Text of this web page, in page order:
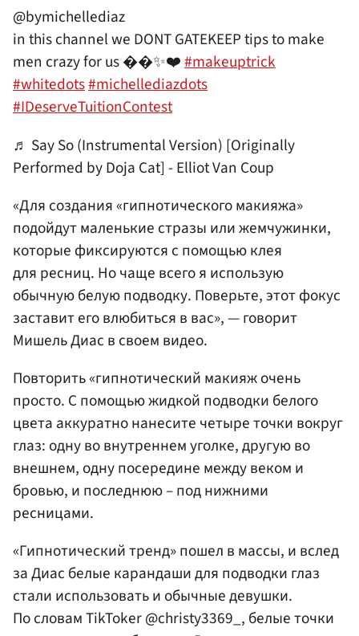
@bymichellediaz
in this channel we DONT GATEKEEP tips to make
men crazy for us ��✨❤️#makeuptrick
#whitedots#michellediazdots
#IDeserveTuitionContest
♬ Say So (Instrumental Version) [Originally
Performed by Doja Cat] - Elliot Van Coup
«Для создания «гипнотического макияжа»
подойдут маленькие стразы или жемчужинки,
которые фиксируются с помощью клея
для ресниц. Но чаще всего я использую
обычную белую подводку. Поверьте, этот фокус
заставит его влюбиться в вас», — говорит
Мишель Диас в своем видео.
Повторить «гипнотический макияж очень
просто. С помощью жидкой подводки белого
цвета аккуратно нанесите четыре точки вокруг
глаз: одну во внутреннем уголке, другую во
внешнем, одну посередине между веком и
бровью, и последнюю – под нижними
ресницами.
«Гипнотический тренд» пошел в массы, и вслед
за Диас белые карандаши для подводки глаз
стали использовать и обычные девушки.
По словам TikToker @christy3369_, белые точки